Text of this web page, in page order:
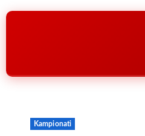
Kampionati